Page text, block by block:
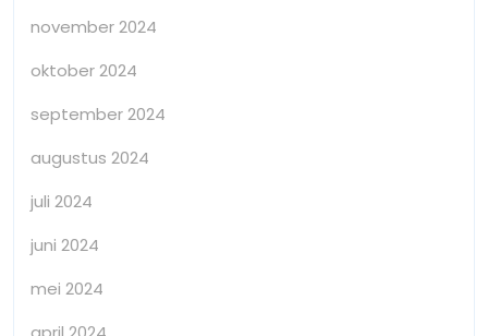
november 2024
oktober 2024
september 2024
augustus 2024
juli 2024
juni 2024
mei 2024